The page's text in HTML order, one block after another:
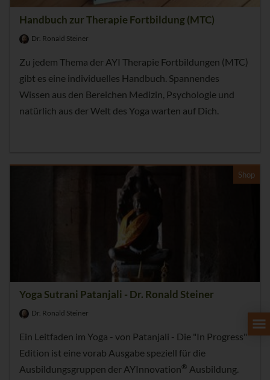
Handbuch zur Therapie Fortbildung (MTC)
Dr. Ronald Steiner
Zu jedem Thema der AYI Therapie Fortbildungen (MTC)
gibt es eine individuelles Handbuch. Spannendes
Wissen aus den Bereichen Medizin, Psychologie und
natürlich aus der Welt des Yoga warten auf Dich.
Shop
Yoga Sutrani Patanjali - Dr. Ronald Steiner
Dr. Ronald Steiner
Ein Leitfaden im Yoga - von Patanjali - Die "In Progress"
Edition ist eine vorab Ausgabe speziell für die
Ausbildungsgruppen der AYInnovation® Ausbildung.